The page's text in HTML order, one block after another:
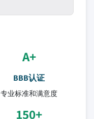
A+
BBB认证
专业标准和满意度
150+